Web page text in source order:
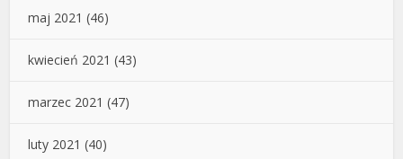
maj 2021 (46)
kwiecień 2021 (43)
marzec 2021 (47)
luty 2021 (40)